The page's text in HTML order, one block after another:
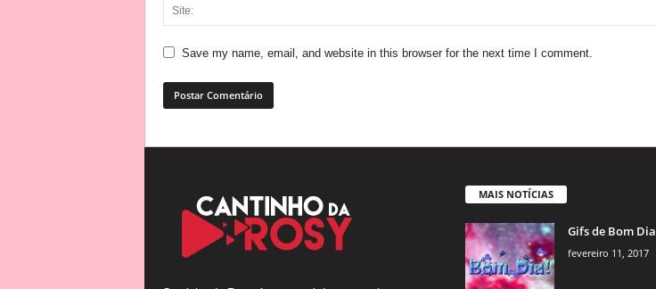
Save my name, email, and website in this browser for the next time I comment.
MAIS NOTÍCIAS
Gifs de Bom Dia
fevereiro 11, 2017